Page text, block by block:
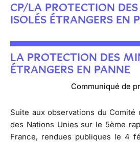
CP/LA PROTECTION
ISOLÉS ÉTRANGERS EN
LA PROTECTION DES
ÉTRANGERS EN PANNE
Communiqué de
Suite aux observations du Comité
des Nations Unies sur le 5ème
France, rendues publiques le 4